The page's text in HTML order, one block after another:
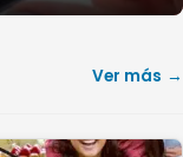
Ver más